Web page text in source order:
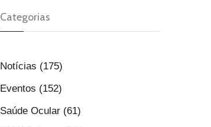
Categorias
Notícias (175)
Eventos (152)
Saúde Ocular (61)